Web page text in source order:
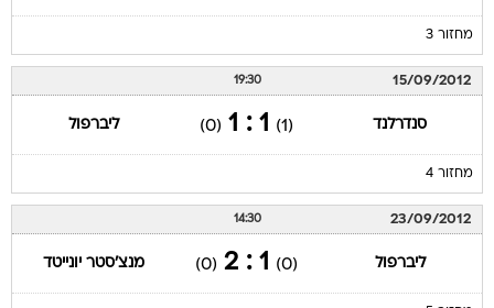
מחזור 3
15/09/2012
19:30
סנדרלנד (1)
1 : 1
(0) ליברפול
מחזור 4
23/09/2012
14:30
ליברפול (0)
1 : 2
(0) מנצ'סטר יונייטד